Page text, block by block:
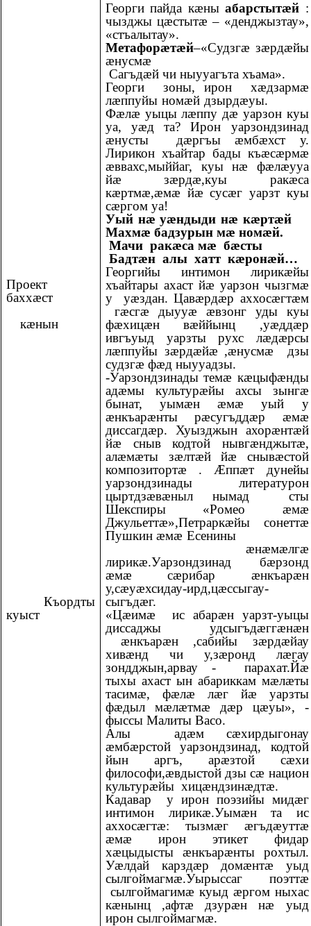
Проект
баххæст
кæнын
Къордты
куыст
Георги пайда кӕныабарстытӕй :
чызджы цӕстытӕ – «денджызтау»,
«стъалытау».
Метафорæтæй–«Судзгӕ зӕрдӕйы
ӕнусмӕ
Сагъдӕй чи ныууагъта хъама».
Георги зоны, ирон хӕдзармӕ
лӕппуйы номӕй дзырдӕуы.
Фӕлӕ уыцы лӕппу дӕ уарзон куы
уа, уӕд та? Ирон уарзондзинад
ӕнусты дӕргъы ӕмбӕхст у.
Лирикон хъайтар бады къӕсӕрмӕ
ӕввахс,мыййаг, куы нӕ фӕлӕууа
йӕ зӕрдӕ,куы ракӕса
кӕртмӕ,ӕмӕ йӕ сусӕг уарзт куы
сӕргом уа!
Уый нӕ уӕндыди нӕ кӕртӕй
Махмӕ бадзурын мӕ номӕй.
Мачи ракӕса мӕ бӕсты
Бадтӕн алы хатт кӕронӕй…
Георгийы интимон лирикӕйы
хъайтары ахаст йӕ уарзон чызгмӕ
у уӕздан. Цавӕрдӕр аххосӕгтӕм
гӕсгӕ дыууӕ ӕвзонг уды куы
фӕхицӕн вӕййынц ,уӕддӕр
ивгъуыд уарзты рухс лӕдӕрсы
лӕппуйы зӕрдӕйӕ ,ӕнусмӕ дзы
судзгӕ фӕд ныууадзы.
-Уарзондзинады темӕ кӕцыфӕнды
адӕмы культурӕйы ахсы зынгӕ
бынат, уымӕн ӕмӕ уый у
ӕнкъарӕнты рӕсугъддӕр ӕмӕ
диссагдӕр. Хуызджын ахорӕнтӕй
йӕ сныв кодтой нывгӕнджытӕ,
алӕмӕты зӕлтӕй йӕ снывӕстой
композитортӕ . Ӕппӕт дунейы
уарзондзинады литературон
цыртдзӕвӕныл нымад сты
Шекспиры «Ромео ӕмӕ
Джульеттӕ»,Петраркӕйы сонеттӕ
Пушкин ӕмӕ Есенины
ӕнӕмӕлгӕ
лирикӕ.Уарзондзинад бӕрзонд
ӕмӕ сӕрибар ӕнкъарӕн
у,сӕуӕхсидау-ирд,цӕссыгау-
сыгъдӕг.
«Цӕимӕ ис абарӕн уарзт-уыцы
диссаджы удсыгъдӕггӕнӕн
ӕнкъарӕн ,сабийы зӕрдӕйау
хивӕнд чи у,зӕронд лӕгау
зондджын,арвау - парахат.Йӕ
тыхы ахаст ын абариккам мӕлӕты
тасимӕ, фӕлӕ лӕг йӕ уарзты
фӕдыл мӕлӕтмӕ дӕр цӕуы», -
фыссы Малиты Васо.
Алы адӕм сӕхирдыгонау
ӕмбӕрстой уарзондзинад, кодтой
йын аргъ, арӕзтой сӕхи
философи,ӕвдыстой дзы сӕ национ
культурӕйы хицӕндзинӕдтӕ.
Кадавар у ирон поэзийы мидӕг
интимон лирикӕ.Уымӕн та ис
аххосӕгтӕ: тызмӕг ӕгъдӕуттӕ
ӕмӕ ирон этикет фидар
хӕцыдысты ӕнкъарӕнты рохтыл.
Уӕлдай карздӕр домӕнтӕ уыд
сылгоймагмӕ.Уырыссаг поэттӕ
сылгоймагимӕ куыд ӕргом ныхас
кӕнынц ,афтӕ дзурӕн нӕ уыд
ирон сылгоймагмӕ.